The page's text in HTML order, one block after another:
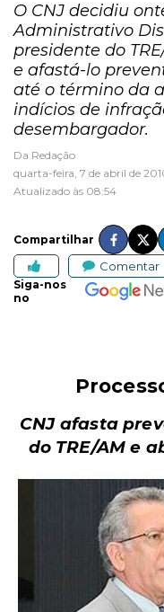
O CNJ decidiu
Administrativo
presidente do
e afastá-lo
até o término da
indícios de
desembargador.
Da Redação
quarta-feira, 7 de abril de
Atualizado às 08:54
Compartilhar
Comentar
Siga-nos
no
CNJ afasta
do TRE/AM e